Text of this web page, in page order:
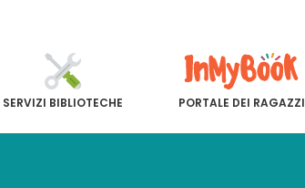
SERVIZI BIBLIOTECHE PORTALE DEI RAGAZZI